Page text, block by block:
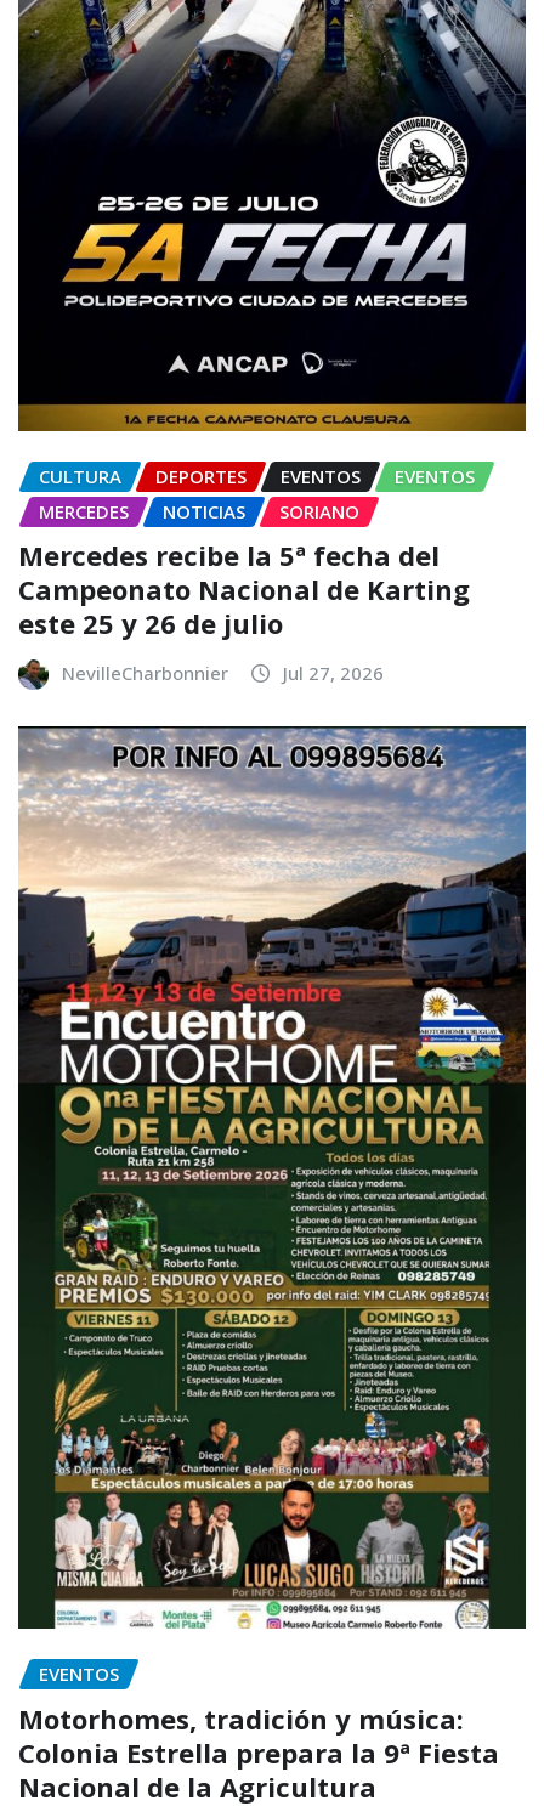
CULTURA DEPORTES EVENTOS
EVENTOS
MERCEDES
NOTICIAS SORIANO
Mercedes recibe la 5ª fecha del
Campeonato Nacional de Karting
este 25 y 26 de julio
NevilleCharbonnier Jul 27, 2026
EVENTOS
Motorhomes, tradición y música:
Colonia Estrella prepara la 9ª Fiesta
Nacional de la Agricultura